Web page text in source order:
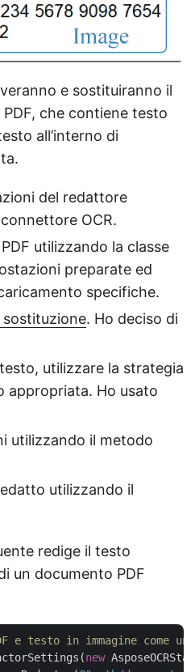
e sostituiranno il
che contiene testo
all’interno di
del redattore
OCR.
utilizzando la classe
preparate ed
specifiche.
. Ho deciso di
utilizzare la strategia
appropriata. Ho usato
utilizzando il metodo
utilizzando il
redige il testo
un documento PDF
e testo in immagine come un
new